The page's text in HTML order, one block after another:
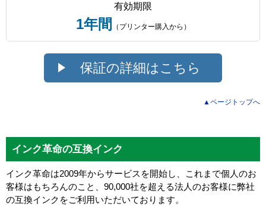
有効期限
1年間 （プリンター購入から）
保証の詳細はこちら
▲ページトップへ
インク革命の互換インク
インク革命は2009年からサービスを開始し、これまで個人のお
客様はもちろんのこと、90,000社を超える法人のお客様に弊社
の互換インクをご利用いただいております。